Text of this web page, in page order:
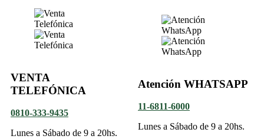
VENTA
TELEFÓNICA
0810-333-9435
Lunes a Sábado de 9 a 20hs.
Atención WHATSAPP
11-6811-6000
Lunes a Sábado de 9 a 20hs.